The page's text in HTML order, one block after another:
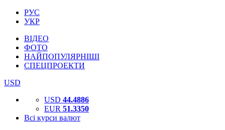
РУС
УКР
ВІДЕО
ФОТО
НАЙПОПУЛЯРНІШІ
СПЕЦПРОЕКТИ
USD
USD 44.4886
EUR 51.3350
Всі курси валют